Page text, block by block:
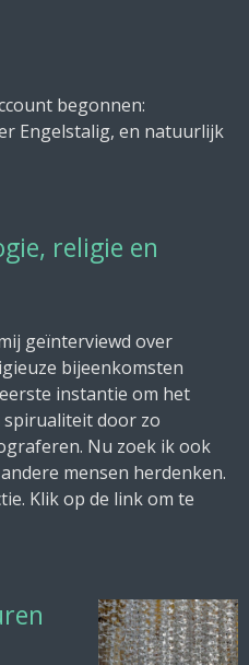
begonnen:
Engelstalig, en natuurlijk
religie en
geïnterviewd over
bijeenkomsten
instantie om het
spirualiteit door zo
Nu zoek ik ook
mensen herdenken.
Klik op de link om te